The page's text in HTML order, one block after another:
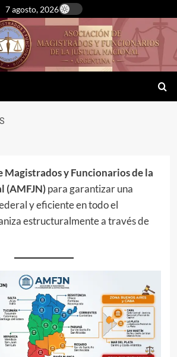
7 agosto, 2026
Magistrados y Funcionarios de la
(AMFJN)para garantizar una
y eficiente en todo el
estructuralmente a través de